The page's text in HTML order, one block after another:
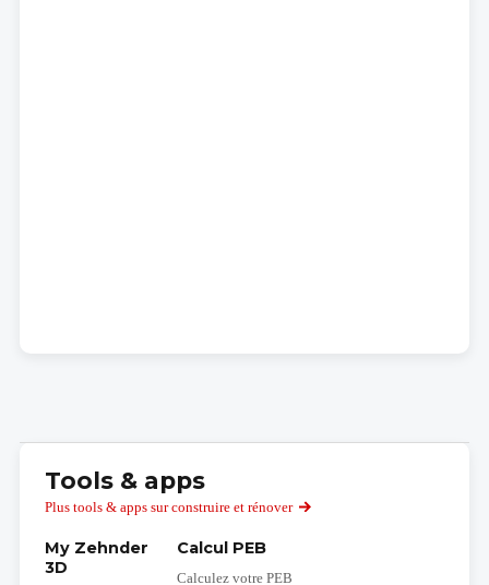
Tools & apps
Plus tools & apps sur construire et rénover
My Zehnder
3D
Calcul PEB
Calculez votre PEB